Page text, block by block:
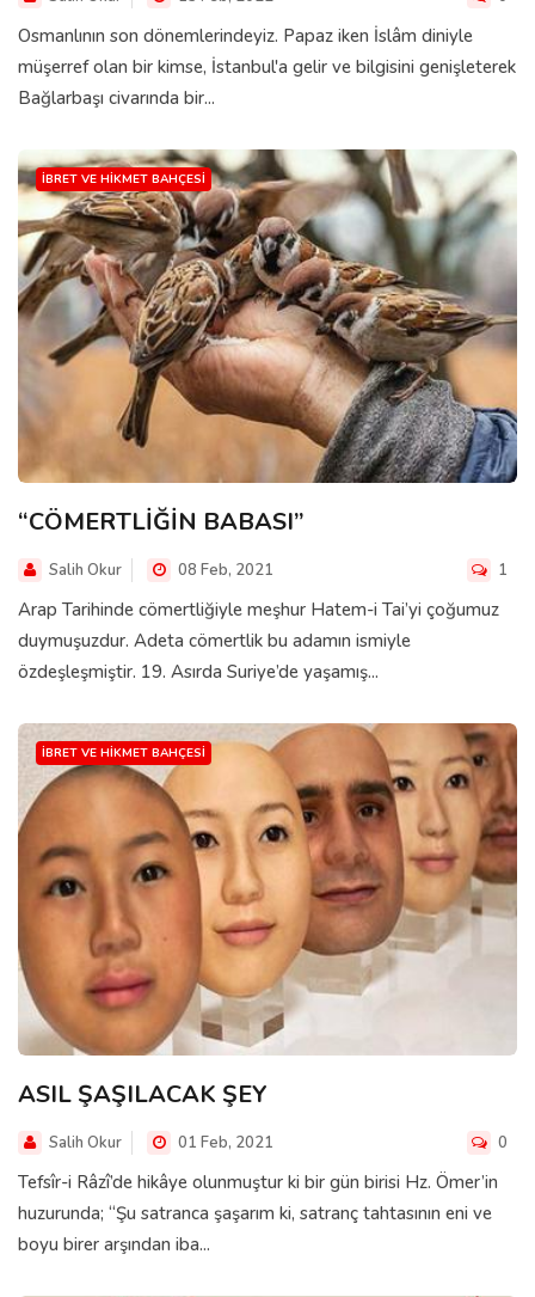
Osmanlının son dönemlerindeyiz. Papaz iken İslâm diniyle
müşerref olan bir kimse, İstanbul'a gelir ve bilgisini genişleterek
Bağlarbaşı civarında bir...
İBRET VE HIKMET BAHÇESI
“CÖMERTLİĞİN BABASI”
Salih Okur 08 Feb, 2021 1
Arap Tarihinde cömertliğiyle meşhur Hatem-i Tai’yi çoğumuz
duymuşuzdur. Adeta cömertlik bu adamın ismiyle
özdeşleşmiştir. 19. Asırda Suriye’de yaşamış...
İBRET VE HIKMET BAHÇESI
ASIL ŞAŞILACAK ŞEY
Salih Okur 01 Feb, 2021 0
Tefsîr-i Râzî’de hikâye olunmuştur ki bir gün birisi Hz. Ömer’in
huzurunda; “Şu satranca şaşarım ki, satranç tahtasının eni ve
boyu birer arşından iba...